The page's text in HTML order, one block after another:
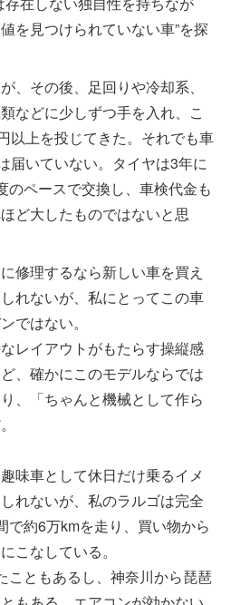
を見つけられていない車”を探
、その後、足回りや冷却系、
などに少しずつ手を入れ、こ
以上を投じてきた。それでも車
届いていない。タイヤは3年に
のペースで交換し、車検代金も
ど大したものではないと思
修理するなら新しい車を買え
れないが、私にとってこの車
ではない。
レイアウトがもたらす操縦感
、確かにこのモデルならでは
、「ちゃんと機械として作ら
味車として休日だけ乗るイメ
れないが、私のラルゴは完全
で約6万kmを走り、買い物から
こなしている。
こともあるし、神奈川から琵琶